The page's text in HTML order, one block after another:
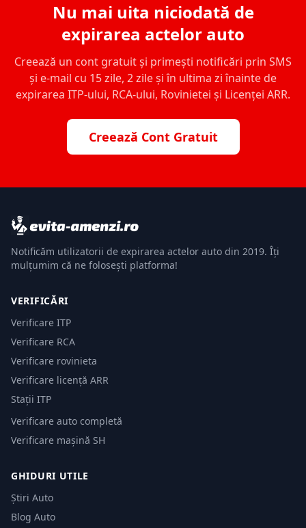
Nu mai uita niciodată de
expirarea actelor auto
Creează un cont gratuit și primești notificări prin SMS
și e-mail cu 15 zile, 2 zile și în ultima zi înainte de
expirarea ITP-ului, RCA-ului, Rovinietei și Licenței ARR.
Creează Cont Gratuit
Notificăm utilizatorii de expirarea actelor auto din 2019. Îți
mulțumim că ne folosești platforma!
VERIFICĂRI
Verificare ITP
Verificare RCA
Verificare rovinieta
Verificare licență ARR
Stații ITP
Verificare auto completă
Verificare mașină SH
GHIDURI UTILE
Știri Auto
Blog Auto